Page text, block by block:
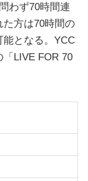
わず70時間連
方は70時間の
となる。YCC
LIVE FOR 70